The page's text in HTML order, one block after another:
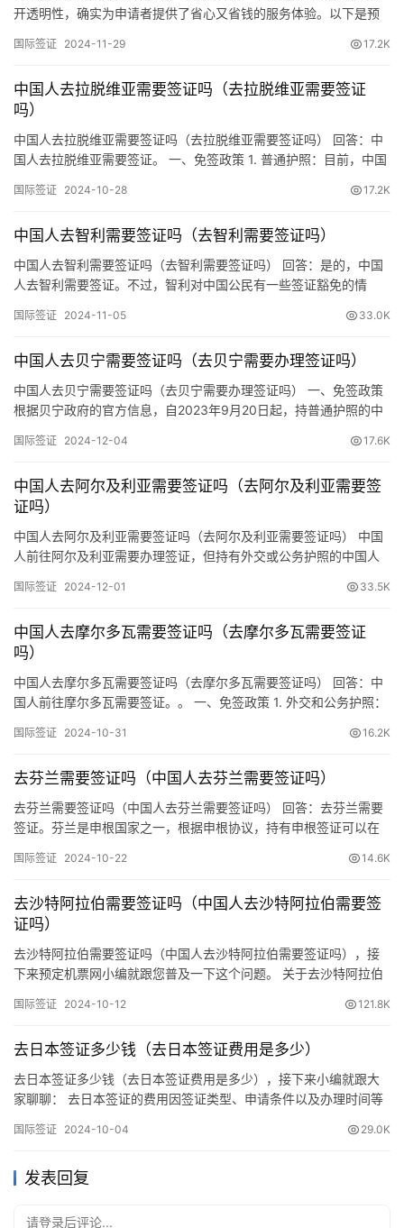
开透明性，确实为申请者提供了省心又省钱的服务体验。以下是预
签证申请费用根据签证类型、有效期及申请途径的不同而有所差
通过官方网站、旅行社或签证代办机构等渠道了解到具体的费用标
准。 二…
国际签证 2024-11-29 17.2K
中国人去拉脱维亚需要签证吗（去拉脱维亚需要签证
吗）
中国人去拉脱维亚需要签证吗（去拉脱维亚需要签证吗） 回答：中
国人去拉脱维亚需要签证。 一、免签政策 1. 普通护照：目前，中国
策。 2. 外交和公务护照：持中国外交护照或公务护照的公民前往拉
签证要求 1. 短期访问：申根签证（C类）：拉脱维亚…
国际签证 2024-10-28 17.2K
中国人去智利需要签证吗（去智利需要签证吗）
中国人去智利需要签证吗（去智利需要签证吗） 回答：是的，中国
人去智利需要签证。不过，智利对中国公民有一些签证豁免的情
民。以下是关于申请智利签证的基本信息和步骤： 一、免签条件 1.
拿大的有效签证或居留许可，你可以在有效期内免签进入智利，最
长停…
国际签证 2024-11-05 33.0K
中国人去贝宁需要签证吗（去贝宁需要办理签证吗）
中国人去贝宁需要签证吗（去贝宁需要办理签证吗） 一、免签政策
根据贝宁政府的官方信息，自2023年9月20日起，持普通护照的中
情况下，无需事先办理签证即可进入贝宁。免签入境的停留期限为
贝宁停留最多30天。 二、签证要求 如果中国公民计划在…
国际签证 2024-12-04 17.6K
中国人去阿尔及利亚需要签证吗（去阿尔及利亚需要签
证吗）
中国人去阿尔及利亚需要签证吗（去阿尔及利亚需要签证吗） 中国
人前往阿尔及利亚需要办理签证，但持有外交或公务护照的中国人
国外交或公务护照在阿尔及利亚每180天停留不超过90天，可以免
必须先获得签证。‌ 签证类型 阿尔及利亚的签证类型主要包括…
国际签证 2024-12-01 33.5K
中国人去摩尔多瓦需要签证吗（去摩尔多瓦需要签证
吗）
中国人去摩尔多瓦需要签证吗（去摩尔多瓦需要签证吗） 回答：中
国人前往摩尔多瓦需要签证。。 一、免签政策 1. 外交和公务护照：
遇，停留时间一般限制在不超过90天。 二、签证要求 1. 长期访问：
（如工作、学习、长期居留等），需要申请相应的国别签证…
国际签证 2024-10-31 16.2K
去芬兰需要签证吗（中国人去芬兰需要签证吗）
去芬兰需要签证吗（中国人去芬兰需要签证吗） 回答：去芬兰需要
签证。‌芬兰是申根国家之一，根据申根协议，持有申根签证可以在
友签证、ADS旅行团签证和长期居留许可等不同类型的签证。‌ 一、
兰签证。2. 签证类型：可以根据实际访问目的选择所需的…
国际签证 2024-10-22 14.6K
去沙特阿拉伯需要签证吗（中国人去沙特阿拉伯需要签
证吗）
去沙特阿拉伯需要签证吗（中国人去沙特阿拉伯需要签证吗），接
下来预定机票网小编就跟您普及一下这个问题。 关于去沙特阿拉伯
公民前往沙特阿拉伯是需要办理签证的。沙特并未对中国公民实行
签证。 二、签证办理流程 1. 准备有效护照：申请人需持有有效的…
国际签证 2024-10-12 121.8K
去日本签证多少钱（去日本签证费用是多少）
去日本签证多少钱（去日本签证费用是多少），接下来小编就跟大
家聊聊： 去日本签证的费用因签证类型、申请条件以及办理时间等
请费用 二、其他可能产生的费用 三、注意事项 综上所述，去日本签
直接访问日本驻中国大使馆或领事馆的官方网站，或咨询专业的签
国际签证 2024-10-04 29.0K
发表回复
请登录后评论...